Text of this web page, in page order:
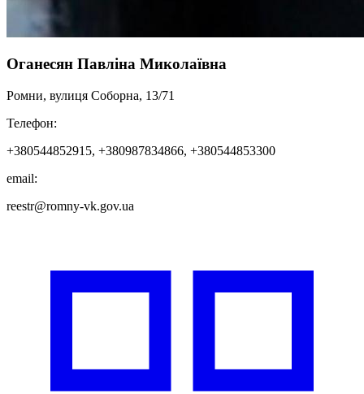
Оганесян Павліна Миколаївна
Ромни, вулиця Соборна, 13/71
Телефон:
+380544852915, +380987834866, +380544853300
email:
reestr@romny-vk.gov.ua